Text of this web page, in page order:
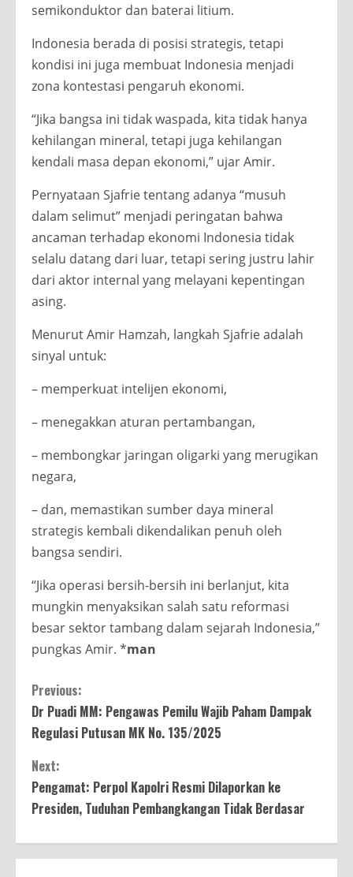
semikonduktor dan baterai litium.
Indonesia berada di posisi strategis, tetapi
kondisi ini juga membuat Indonesia menjadi
zona kontestasi pengaruh ekonomi.
“Jika bangsa ini tidak waspada, kita tidak hanya
kehilangan mineral, tetapi juga kehilangan
kendali masa depan ekonomi,” ujar Amir.
Pernyataan Sjafrie tentang adanya “musuh
dalam selimut” menjadi peringatan bahwa
ancaman terhadap ekonomi Indonesia tidak
selalu datang dari luar, tetapi sering justru lahir
dari aktor internal yang melayani kepentingan
asing.
Menurut Amir Hamzah, langkah Sjafrie adalah
sinyal untuk:
– memperkuat intelijen ekonomi,
– menegakkan aturan pertambangan,
– membongkar jaringan oligarki yang merugikan
negara,
– dan, memastikan sumber daya mineral
strategis kembali dikendalikan penuh oleh
bangsa sendiri.
“Jika operasi bersih-bersih ini berlanjut, kita
mungkin menyaksikan salah satu reformasi
besar sektor tambang dalam sejarah Indonesia,”
pungkas Amir. *man
Continue
Reading
Previous:
Dr Puadi MM: Pengawas Pemilu Wajib Paham Dampak
Regulasi Putusan MK No. 135/2025
Next:
Pengamat: Perpol Kapolri Resmi Dilaporkan ke
Presiden, Tuduhan Pembangkangan Tidak Berdasar